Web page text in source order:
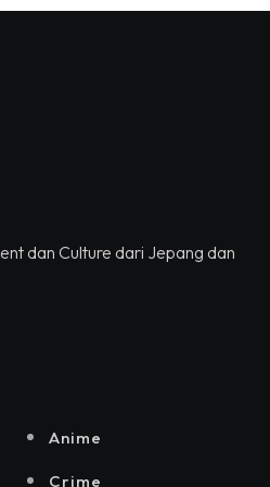
Jakarta, Mataloka Live,
dan Culture dari Jepang dan
Anime
Crime